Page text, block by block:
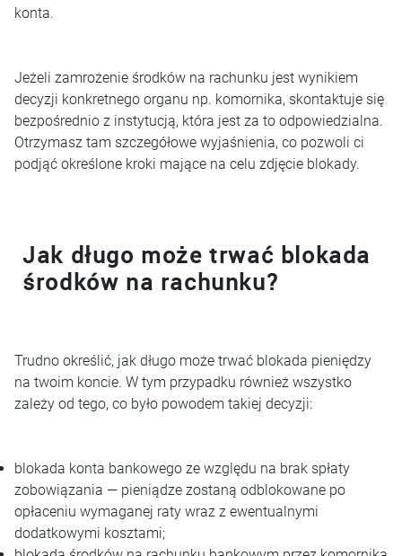
konta.
Jeżeli zamrożenie środków na rachunku jest wynikiem
decyzji konkretnego organu np. komornika, skontaktuje się
bezpośrednio z instytucją, która jest za to odpowiedzialna.
Otrzymasz tam szczegółowe wyjaśnienia, co pozwoli ci
podjąć określone kroki mające na celu zdjęcie blokady.
Jak długo może trwać blokada
środków na rachunku?
Trudno określić, jak długo może trwać blokada pieniędzy
na twoim koncie. W tym przypadku również wszystko
zależy od tego, co było powodem takiej decyzji:
blokada konta bankowego ze względu na brak spłaty
zobowiązania — pieniądze zostaną odblokowane po
opłaceniu wymaganej raty wraz z ewentualnymi
dodatkowymi kosztami;